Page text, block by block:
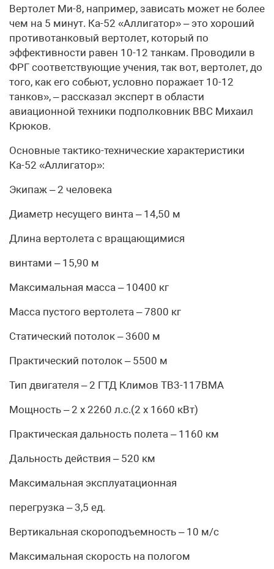
Вертолет Ми-8, например, зависать может не более
чем на 5 минут. Ка-52 «Аллигатор» – это хороший
противотанковый вертолет, который по
эффективности равен 10-12 танкам. Проводили в
ФРГ соответствующие учения, так вот, вертолет, до
того, как его собьют, условно поражает 10-12
танков», – рассказал эксперт в области
авиационной техники подполковник ВВС Михаил
Крюков.
Основные тактико-технические характеристики
Ка-52 «Аллигатор»:
Экипаж – 2 человека
Диаметр несущего винта – 14,50 м
Длина вертолета с вращающимися
винтами – 15,90 м
Максимальная масса – 10400 кг
Масса пустого вертолета – 7800 кг
Статический потолок – 3600 м
Практический потолок – 5500 м
Тип двигателя – 2 ГТД Климов ТВ3-117ВМА
Мощность – 2 х 2260 л.с.(2 х 1660 кВт)
Практическая дальность полета – 1160 км
Дальность действия – 520 км
Максимальная эксплуатационная
перегрузка – 3,5 ед.
Вертикальная скороподъемность – 10 м/с
Максимальная скорость на пологом